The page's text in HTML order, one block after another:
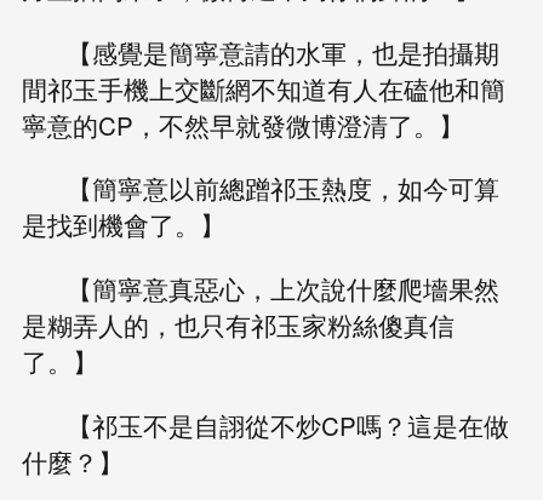
【感覺是簡寧意請的水軍，也是拍攝期
間祁玉手機上交斷網不知道有人在磕他和簡
寧意的CP，不然早就發微博澄清了。】
【簡寧意以前總蹭祁玉熱度，如今可算
是找到機會了。】
【簡寧意真惡心，上次說什麼爬墻果然
是糊弄人的，也只有祁玉家粉絲傻真信
了。】
【祁玉不是自詡從不炒CP嗎？這是在做
什麼？】